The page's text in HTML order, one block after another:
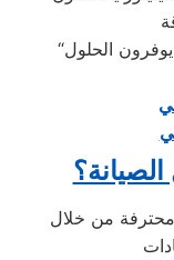
“التميز في الصيانة: مهندسو كلفينيتور يوفرون الحلول